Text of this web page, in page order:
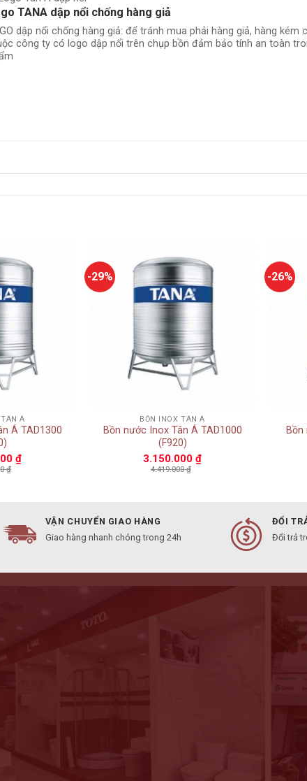
TANA dập nổi chống hàng giả
dập nổi chống hàng giả: để tránh mua phải hàng giả, hàng kém
công ty có logo dập nổi trên chụp bồn đảm bảo tính an toàn
Á
Á TAD1300
₫
₫
-29%
BỒN INOX TÂN Á
Bồn nước Inox Tân Á TAD1000
(F920)
3.150.000 ₫
4.419.000₫
-26%
Bồn
VẬN CHUYỂN GIAO HÀNG
Giao hàng nhanh chóng trong 24h
ĐỔI
Đổi trả